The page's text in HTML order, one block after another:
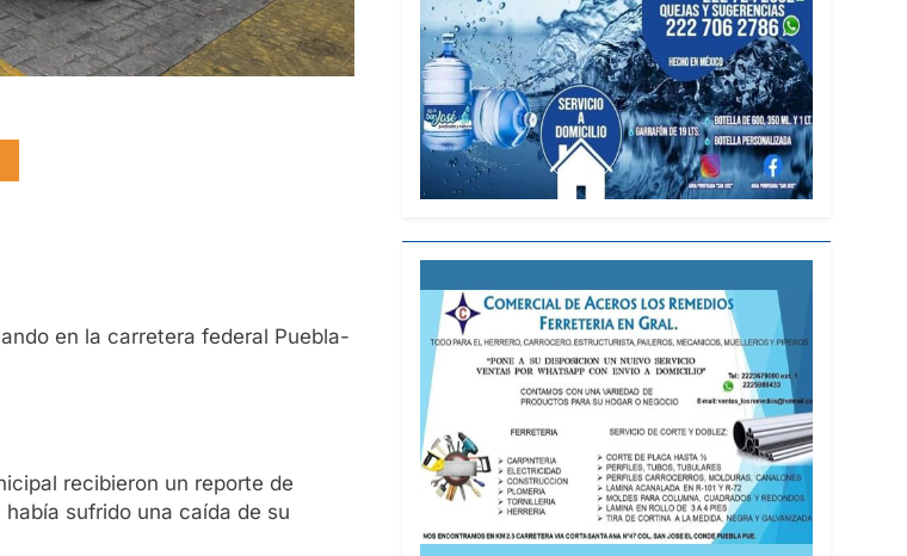
en la carretera federal Puebla-
recibieron un reporte de
sufrido una caída de su